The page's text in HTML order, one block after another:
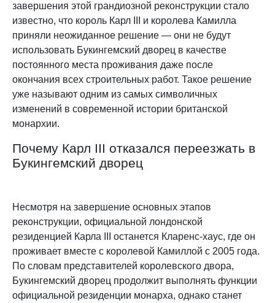
завершения этой грандиозной реконструкции стало
известно, что король Карл III и королева Камилла
приняли неожиданное решение — они не будут
использовать Букингемский дворец в качестве
постоянного места проживания даже после
окончания всех строительных работ. Такое решение
уже называют одним из самых символичных
изменений в современной истории британской
монархии.
Почему Карл III отказался переезжать в
Букингемский дворец
Несмотря на завершение основных этапов
реконструкции, официальной лондонской
резиденцией Карла III останется Кларенс-хаус, где он
проживает вместе с королевой Камиллой с 2005 года.
По словам представителей королевского двора,
Букингемский дворец продолжит выполнять функции
официальной резиденции монарха, однако станет